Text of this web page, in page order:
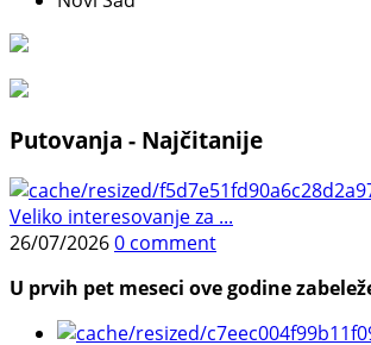
Putovanja - Najčitanije
Veliko interesovanje za ...
26/07/20260 comment
U prvih pet meseci ove godine